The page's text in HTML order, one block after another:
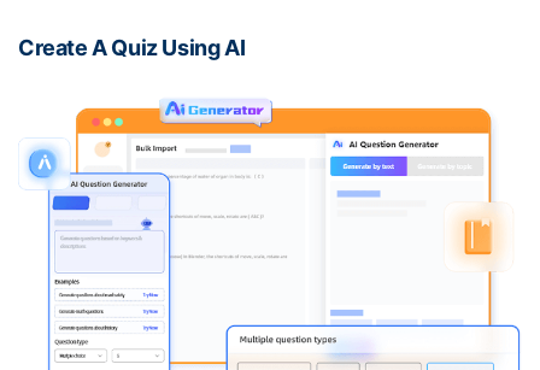
Create A Quiz Using AI